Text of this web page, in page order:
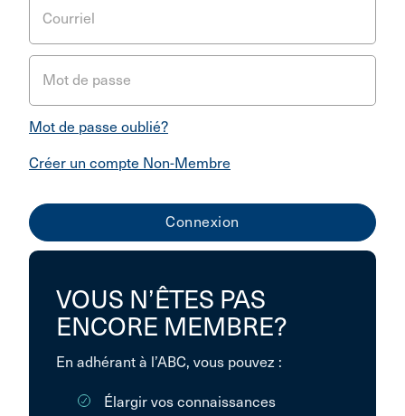
Courriel
Mot de passe
Mot de passe oublié?
Créer un compte Non-Membre
VOUS N’ÊTES PAS
ENCORE MEMBRE?
En adhérant à l’ABC, vous pouvez :
Élargir vos connaissances